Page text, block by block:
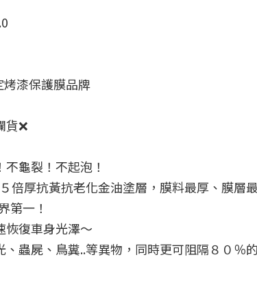
漆保護膜品牌
❌
龜裂！不起泡！
倍厚抗黃抗老化金油塗層，膜料最厚、膜層
第一！
恢復車身光澤～
蟲屍、鳥糞..等異物，同時更可阻隔８０％